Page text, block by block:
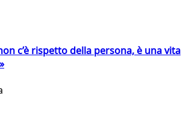
c’è rispetto della persona, è una vita